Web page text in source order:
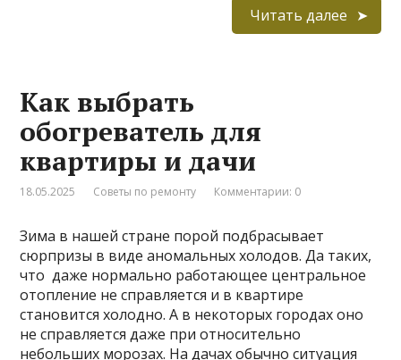
Читать далее
Как выбрать
обогреватель для
квартиры и дачи
18.05.2025 Советы по ремонту Комментарии: 0
Зима в нашей стране порой подбрасывает
сюрпризы в виде аномальных холодов. Да таких,
что даже нормально работающее центральное
отопление не справляется и в квартире
становится холодно. А в некоторых городах оно
не справляется даже при относительно
небольших морозах. На дачах обычно ситуация